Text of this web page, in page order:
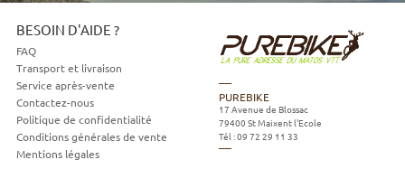
BESOIN D'AIDE ?
FAQ
Transport et livraison
Service après-vente
Contactez-nous
Politique de confidentialité
Conditions générales de vente
Mentions légales
PUREBIKE
17 Avenue de Blossac
79400 St Maixent l'Ecole
Tél :09 72 29 11 33